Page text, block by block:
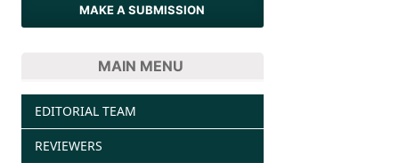
MAKE A SUBMISSION
MAIN MENU
EDITORIAL TEAM
REVIEWERS